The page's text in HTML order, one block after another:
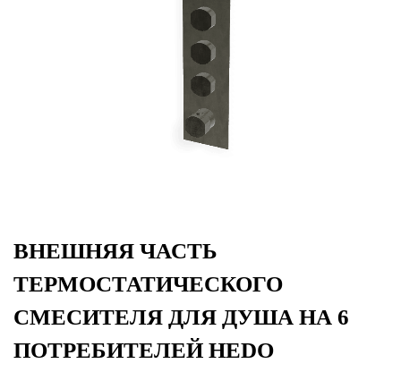
ВНЕШНЯЯ ЧАСТЬ
ТЕРМОСТАТИЧЕСКОГО
СМЕСИТЕЛЯ ДЛЯ ДУША НА 6
ПОТРЕБИТЕЛЕЙ HEDO